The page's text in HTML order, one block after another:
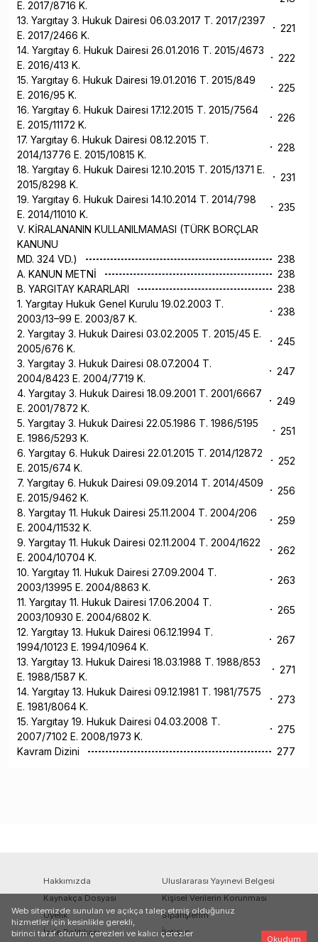
E. 2017/8716 K.
13. Yargıtay 3. Hukuk Dairesi 06.03.2017 T. 2017/2397
E. 2017/2466 K.
221
14. Yargıtay 6. Hukuk Dairesi 26.01.2016 T. 2015/4673
E. 2016/413 K.
222
15. Yargıtay 6. Hukuk Dairesi 19.01.2016 T. 2015/849
E. 2016/95 K.
225
16. Yargıtay 6. Hukuk Dairesi 17.12.2015 T. 2015/7564
E. 2015/11172 K.
226
17. Yargıtay 6. Hukuk Dairesi 08.12.2015 T.
2014/13776 E. 2015/10815 K.
228
18. Yargıtay 6. Hukuk Dairesi 12.10.2015 T. 2015/1371 E.
2015/8298 K.
231
19. Yargıtay 6. Hukuk Dairesi 14.10.2014 T. 2014/798
E. 2014/11010 K.
235
V. KİRALANANIN KULLANILMAMASI (TÜRK BORÇLAR
KANUNU
MD. 324 VD.)
238
A. KANUN METNİ
238
B. YARGITAY KARARLARI
238
1. Yargıtay Hukuk Genel Kurulu 19.02.2003 T.
2003/13–99 E. 2003/87 K.
238
2. Yargıtay 3. Hukuk Dairesi 03.02.2005 T. 2015/45 E.
2005/676 K.
245
3. Yargıtay 3. Hukuk Dairesi 08.07.2004 T.
2004/8423 E. 2004/7719 K.
247
4. Yargıtay 3. Hukuk Dairesi 18.09.2001 T. 2001/6667
E. 2001/7872 K.
249
5. Yargıtay 3. Hukuk Dairesi 22.05.1986 T. 1986/5195
E. 1986/5293 K.
251
6. Yargıtay 6. Hukuk Dairesi 22.01.2015 T. 2014/12872
E. 2015/674 K.
252
7. Yargıtay 6. Hukuk Dairesi 09.09.2014 T. 2014/4509
E. 2015/9462 K.
256
8. Yargıtay 11. Hukuk Dairesi 25.11.2004 T. 2004/206
E. 2004/11532 K.
259
9. Yargıtay 11. Hukuk Dairesi 02.11.2004 T. 2004/1622
E. 2004/10704 K.
262
10. Yargıtay 11. Hukuk Dairesi 27.09.2004 T.
2003/13995 E. 2004/8863 K.
263
11. Yargıtay 11. Hukuk Dairesi 17.06.2004 T.
2003/10930 E. 2004/6802 K.
265
12. Yargıtay 13. Hukuk Dairesi 06.12.1994 T.
1994/10123 E. 1994/10964 K.
267
13. Yargıtay 13. Hukuk Dairesi 18.03.1988 T. 1988/853
E. 1988/1587 K.
271
14. Yargıtay 13. Hukuk Dairesi 09.12.1981 T. 1981/7575
E. 1981/8064 K.
273
15. Yargıtay 19. Hukuk Dairesi 04.03.2008 T.
2007/7102 E. 2008/1973 K.
275
Kavram Dizini
277
Hakkımızda
Uluslararası Yayınevi Belgesi
Kaynakça Dosyası
Kişisel Verilerin Korunması
Üyelik
Siparişlerim
İade Politikası
İletişim
Web sitemizde sunulan ve açıkça talep etmiş olduğunuz
hizmetler için kesinlikle gerekli,
birinci taraf oturum çerezleri ve kalıcı çerezler
Okudum